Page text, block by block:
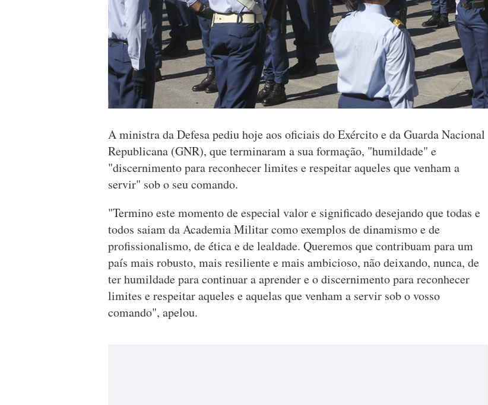
A ministra da Defesa pediu hoje aos oficiais do Exército e da Guarda Nacional
Republicana (GNR), que terminaram a sua formação, "humildade" e
"discernimento para reconhecer limites e respeitar aqueles que venham a
servir" sob o seu comando.
"Termino este momento de especial valor e significado desejando que todas e
todos saiam da Academia Militar como exemplos de dinamismo e de
profissionalismo, de ética e de lealdade. Queremos que contribuam para um
país mais robusto, mais resiliente e mais ambicioso, não deixando, nunca, de
ter humildade para continuar a aprender e o discernimento para reconhecer
limites e respeitar aqueles e aquelas que venham a servir sob o vosso
comando", apelou.